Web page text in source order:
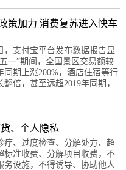
策加力 消费复苏进入快车
，支付宝平台发布数据报告显
一”期间，全国景区交易额较
同期上涨200%，酒店住宿等行
翻倍，甚至远超2019年同期，
、个人隐私
疗、过度检查、分解处方、超
标准收费、分解项目收费，不
设施，不得诱导、协助他人